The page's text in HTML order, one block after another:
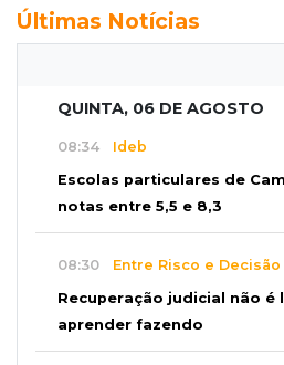
Últimas Notícias
QUINTA, 06 DE AGOSTO
08:34 Ideb
Escolas particulares de
notas entre 5,5 e 8,3
08:30 Entre Risco e Decisão
Recuperação judicial não é
aprender fazendo